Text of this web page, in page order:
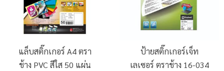
แล็บสติ๊กเกอร์ A4 ตรา
ช้าง PVC สีใส 50 แผ่น
ป้ายสติ๊กเกอร์เจ็ท
เลเซอร์ ตราช้าง 16-034